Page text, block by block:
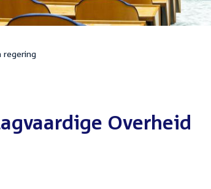
regering
Overheid